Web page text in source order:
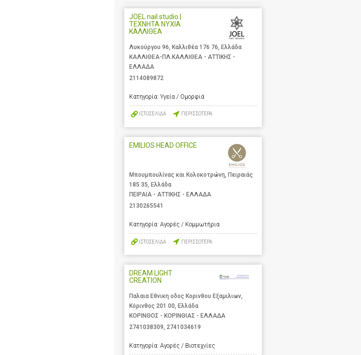
JOEL nail studio |
ΤΕΧΝΗΤΑ ΝΥΧΙΑ
ΚΑΛΛΙΘΕΑ
Λυκούργου 96, Καλλιθέα 176 76, Ελλάδα
ΚΑΛΛΙΘΕΑ-ΠΛ.ΚΑΛΛΙΘΕΑ - ΑΤΤΙΚΗΣ -
ΕΛΛΑΔΑ
2114089872
Κατηγορία: Υγεία / Ομορφιά
ΙΣΤΟΣΕΛΙΔΑ ΠΕΡΙΣΣΟΤΕΡΑ
EMILIOS HEAD OFFICE
Μπουμπουλίνας και Κολοκοτρώνη, Πειραιάς
185 35, Ελλάδα
ΠΕΙΡΑΙΑ - ΑΤΤΙΚΗΣ - ΕΛΛΑΔΑ
2130265541
Κατηγορία: Αγορές / Κομμωτήρια
ΙΣΤΟΣΕΛΙΔΑ ΠΕΡΙΣΣΟΤΕΡΑ
DREAM LIGHT
CREATION
Παλαια Εθνικη οδος Κορινθου Εξαμιλιων,
Κόρινθος 201 00, Ελλάδα
ΚΟΡΙΝΘΟΣ - ΚΟΡΙΝΘΙΑΣ - ΕΛΛΑΔΑ
2741038309, 2741034619
Κατηγορία: Αγορές / Βιοτεχνίες